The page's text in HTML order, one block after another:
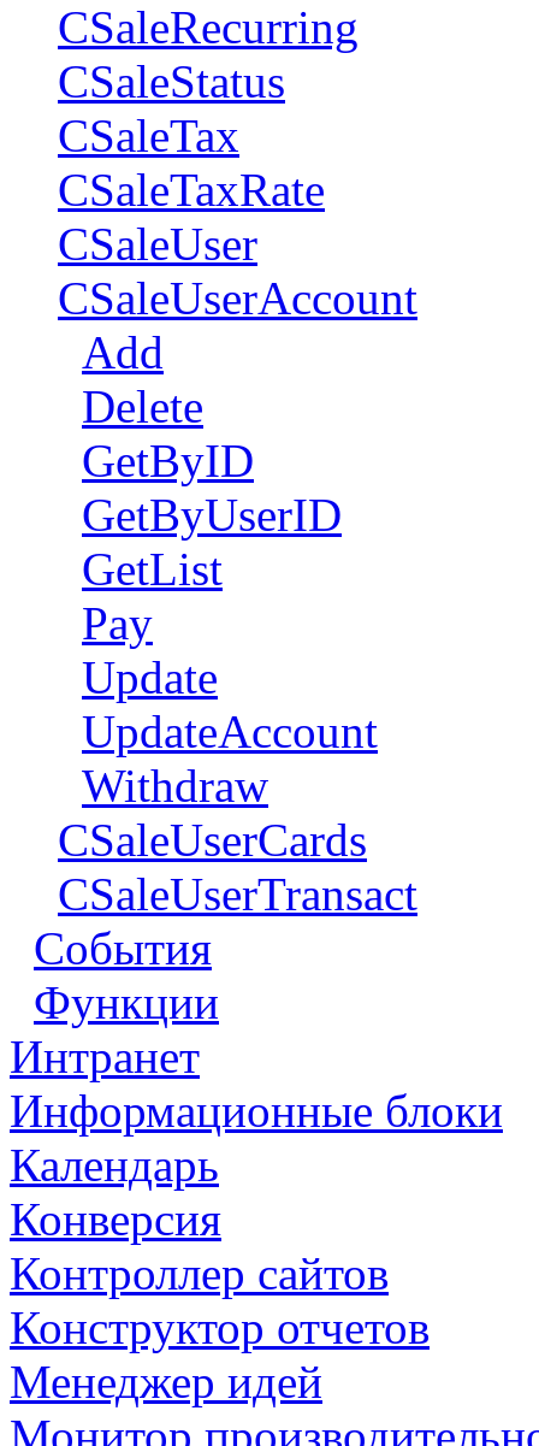
CSaleRecurring
CSaleStatus
CSaleTax
CSaleTaxRate
CSaleUser
CSaleUserAccount
Add
Delete
GetByID
GetByUserID
GetList
Pay
Update
UpdateAccount
Withdraw
CSaleUserCards
CSaleUserTransact
События
Функции
Интранет
Информационные блоки
Календарь
Конверсия
Контроллер сайтов
Конструктор отчетов
Менеджер идей